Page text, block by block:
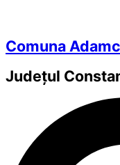
Comuna
Județul